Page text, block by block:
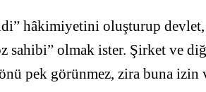
hâkimiyetini oluşturup
sahibi” olmak ister. Şirket ve
pek görünmez, zira buna izin